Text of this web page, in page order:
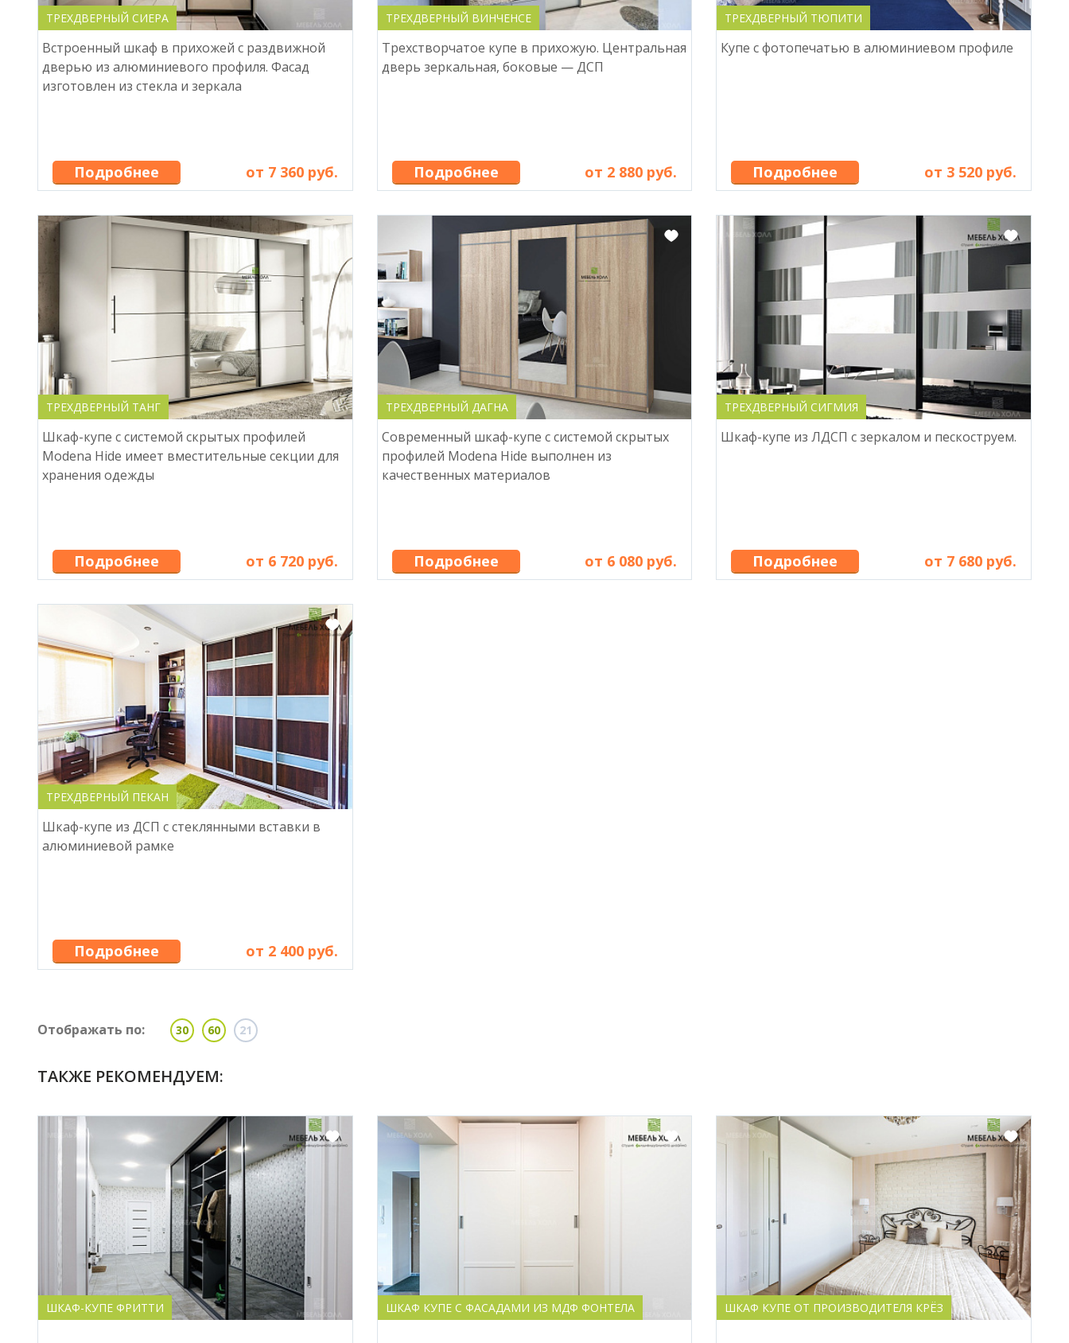
ТРЕХДВЕРНЫЙ СИЕРА
Встроенный шкаф в прихожей с раздвижной
дверью из алюминиевого профиля. Фасад
изготовлен из стекла и зеркала
Подробнее от 7 360 руб.
ТРЕХДВЕРНЫЙ ВИНЧЕНСЕ
Трехстворчатое купе в прихожую. Центральная
дверь зеркальная, боковые — ДСП
Подробнее от 2 880 руб.
ТРЕХДВЕРНЫЙ ТЮПИТИ
Купе с фотопечатью в алюминиевом профиле
Подробнее от 3 520 руб.
ТРЕХДВЕРНЫЙ ТАНГ
Шкаф-купе с системой скрытых профилей
Modena Hide имеет вместительные секции для
хранения одежды
Подробнее от 6 720 руб.
ТРЕХДВЕРНЫЙ ДАГНА
Современный шкаф-купе с системой скрытых
профилей Modena Hide выполнен из
качественных материалов
Подробнее от 6 080 руб.
ТРЕХДВЕРНЫЙ СИГМИЯ
Шкаф-купе из ЛДСП с зеркалом и пескоструем.
Подробнее от 7 680 руб.
ТРЕХДВЕРНЫЙ ПЕКАН
Шкаф-купе из ДСП с стеклянными вставки в
алюминиевой рамке
Подробнее от 2 400 руб.
Отображать по: 30 60 21
ТАКЖЕ РЕКОМЕНДУЕМ:
ШКАФ-КУПЕ ФРИТТИ ШКАФ КУПЕ С ФАСАДАМИ ИЗ МДФ ФОНТЕЛА ШКАФ КУПЕ ОТ ПРОИЗВОДИТЕЛЯ КРЁЗ